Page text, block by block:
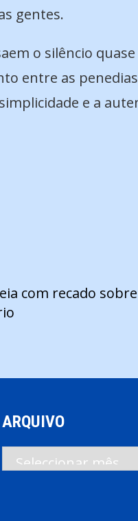
gentes.
o silêncio
entre as
e a
com recado sobre
ARQUIVO
Arquivo